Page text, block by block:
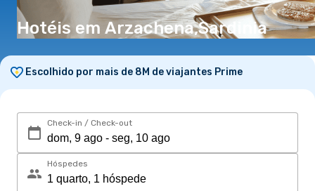
Hotéis em Arzachena,Sardinia
Escolhido por mais de 8M de viajantes Prime
Check-in / Check-out
Hóspedes